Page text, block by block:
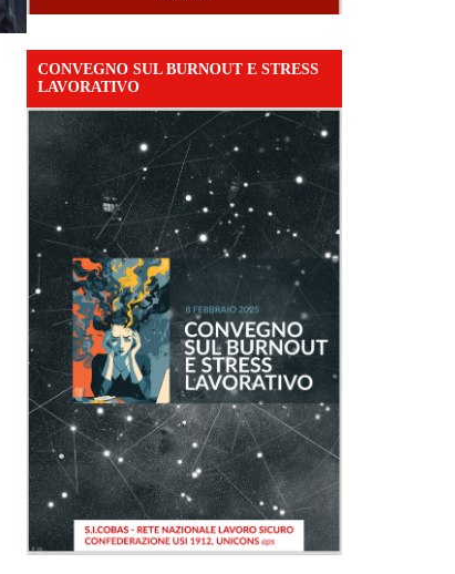
CONVEGNO SUL BURNOUT E STRESS
LAVORATIVO